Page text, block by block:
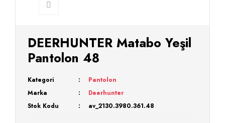
DEERHUNTER Matabo Yeşil
Pantolon 48
Kategori
Pantolon
Marka
Deerhunter
Stok Kodu
av_2130.3980.361.48